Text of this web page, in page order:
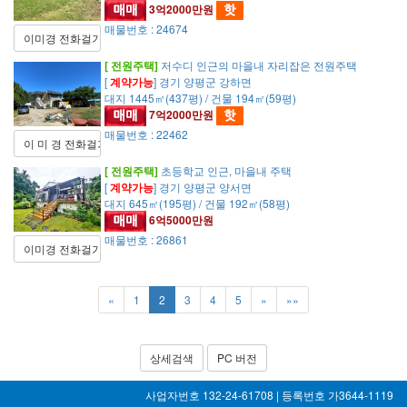
3억2000만원
매물번호 : 24674
이미경 전화걸기
[ 전원주택] 저수디 인근의 마을내 자리잡은 전원주택
[계약가능] 경기 양평군 강하면
대지 1445㎡(437평) / 건물 194㎡(59평)
7억2000만원
매물번호 : 22462
이 미 경 전화걸기
[ 전원주택] 초등학교 인근, 마을내 주택
[계약가능] 경기 양평군 양서면
대지 645㎡(195평) / 건물 192㎡(58평)
6억5000만원
매물번호 : 26861
이미경 전화걸기
« 1 2 3 4 5 » »»
상세검색 PC 버전
사업자번호 132-24-61708 | 등록번호 가3644-1119